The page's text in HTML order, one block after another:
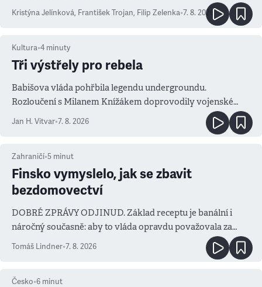
Kristýna Jelínková, František Trojan, Filip Zelenka•7. 8. 2026
Kultura•4 minuty
Tři výstřely pro rebela
Babišova vláda pohřbila legendu undergroundu.
Rozloučení s Milanem Knížákem doprovodily vojenské
salvy i kritika pokrokářů
Jan H. Vitvar•7. 8. 2026
Zahraničí•5 minut
Finsko vymyslelo, jak se zbavit
bezdomovectví
DOBRÉ ZPRÁVY ODJINUD. Základ receptu je banální i
náročný současně: aby to vláda opravdu považovala za
prioritu
Tomáš Lindner•7. 8. 2026
Česko•6 minut